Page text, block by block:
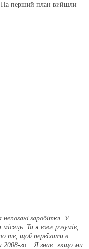
На перший план вийшли
заробітки. У
місяць. Та я вже розумів,
те, щоб переїхати в
2008-го… Я знав: якщо ми